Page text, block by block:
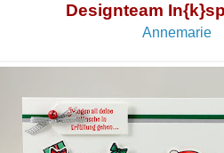
Designteam
Annemarie